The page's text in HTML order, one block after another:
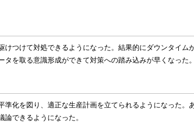
つけて対処できるようになった。結果的にダウンタイム
を取る意識形成ができて対策への踏み込みが早くなった
化を図り、適正な生産計画を立てられるようになった。
できるようになった。